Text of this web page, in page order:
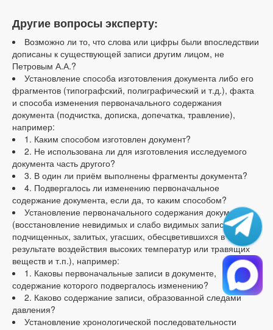
Другие вопросы эксперту:
Возможно ли то, что слова или цифры были впоследствии
дописаны к существующей записи другим лицом, не
Петровым А.А.?
Установление способа изготовления документа либо его
фрагментов (типографский, полиграфический и т.д.), факта
и способа изменения первоначального содержания
документа (подчистка, дописка, допечатка, травление),
например:
1. Каким способом изготовлен документ?
2. Не использована ли для изготовления исследуемого
документа часть другого?
3. В один ли приём выполнены фрагменты документа?
4. Подвергалось ли изменению первоначальное
содержание документа, если да, то каким способом?
Установление первоначального содержания документа
(восстановление невидимых и слабо видимых записей –
подчищенных, залитых, угасших, обесцветившихся в
результате воздействия высоких температур или травящих
веществ и т.п.), например:
1. Каковы первоначальные записи в документе,
содержание которого подвергалось изменению?
2. Каково содержание записи, образованной следами
давления?
Установление хронологической последовательности